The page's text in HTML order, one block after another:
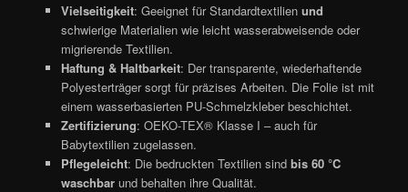
Vielseitigkeit: Geeignet für Standardtextilien und
schwierige Materialien wie leicht wasserabweisende oder
migrierende Textilien.
Haftung & Haltbarkeit: Der transparente, wiederhaftende
Polyesterträger sorgt für präzises Arbeiten. Die Folie ist mit
einem wasserbasierten PU-Schmelzkleber beschichtet.
Zertifizierung: OEKO-TEX® Klasse I – auch für
Babytextilien zugelassen.
Pflegeleicht: Die bedruckten Textilien sind bis 60 °C
waschbarund behalten ihre Qualität.